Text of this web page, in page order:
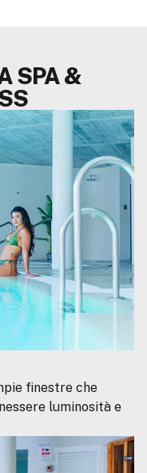
SPA &
finestre che
luminosità e